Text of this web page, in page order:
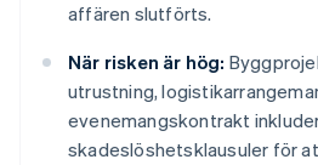
affären slutförts.
När risken är hög:
utrustning,
evenemangskontrakt
skadeslöshetsklausuler för